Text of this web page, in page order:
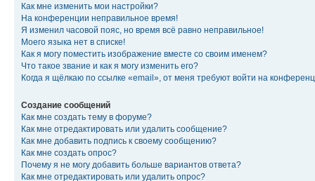
Как мне изменить мои настройки?
На конференции неправильное время!
Я изменил часовой пояс, но время всё равно неправильное!
Моего языка нет в списке!
Как я могу поместить изображение вместе со своим именем?
Что такое звание и как я могу изменить его?
Когда я щёлкаю по ссылке «email», от меня требуют войти на
Создание сообщений
Как мне создать тему в форуме?
Как мне отредактировать или удалить сообщение?
Как мне добавить подпись к своему сообщению?
Как мне создать опрос?
Почему я не могу добавить больше вариантов ответа?
Как мне отредактировать или удалить опрос?